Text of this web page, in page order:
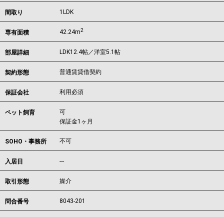
間取り 1LDK
専有面積 42.24m2
部屋詳細 LDK12.4帖／洋室5.1帖
契約形態 普通賃貸借契約
保証会社 利用必須
ペット飼育
可
保証金1ヶ月
SOHO・事務所 不可
入居日 ---
取引形態 媒介
問合番号 8043-201